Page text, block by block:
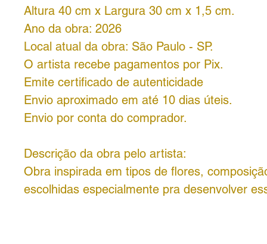
Altura 40 cm x Largura 30 cm x 1,5 cm.
Ano da obra: 2026
Local atual da obra: São Paulo - SP.
O artista recebe pagamentos por Pix.
Emite certificado de autenticidade
Envio aproximado em até 10 dias úteis.
Envio por conta do comprador.
Descrição da obra pelo artista:
Obra inspirada em tipos de flores,
escolhidas especialmente pra desenvolver